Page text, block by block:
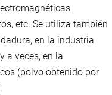
etc. Se utiliza también
en la industria
a veces, en la
(polvo obtenido por